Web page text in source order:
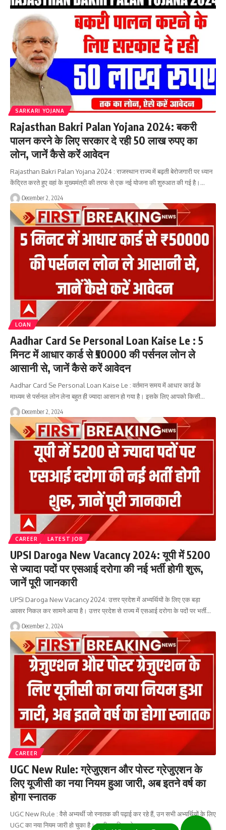
SARKARI YOJANA
Rajasthan Bakri Palan Yojana 2024: बकरी
पालन करने के लिए सरकार दे रही 50 लाख रुपए का
लोन, जानें कैसे करें आवेदन
Rajasthan Bakri Palan Yojana 2024 : राजस्थान राज्य में बढ़ती बेरोजगारी पर ध्यान
केंद्रित करते हुए वहां के मुख्यमंत्री की तरफ से एक नई योजना की शुरुआत की गई है।…
December 2, 2024
LOAN
Aadhar Card Se Personal Loan Kaise Le : 5
मिनट में आधार कार्ड से ₹50000 की पर्सनल लोन ले
आसानी से, जानें कैसे करें आवेदन
Aadhar Card Se Personal Loan Kaise Le : वर्तमान समय में आधार कार्ड के
माध्यम से पर्सनल लोन लेना बहुत ही ज्यादा आसान हो गया है। इसके लिए आपको किसी…
December 2, 2024
CAREER LATEST JOB
UPSI Daroga New Vacancy 2024: यूपी में 5200
से ज्यादा पदों पर एसआई दरोगा की नई भर्ती होगी शुरू,
जानें पूरी जानकारी
UPSI Daroga New Vacancy 2024: उत्तर प्रदेश में अभ्यर्थियों के लिए एक बड़ा
अवसर निकल कर सामने आया है। उत्तर प्रदेश से राज्य में एसआई दरोगा के पदों पर भर्ती…
December 2, 2024
CAREER
UGC New Rule: ग्रेजुएशन और पोस्ट ग्रेजुएशन के
लिए यूजीसी का नया नियम हुआ जारी, अब इतने वर्ष का
होगा स्नातक
UGC New Rule : वैसे अभ्यर्थी जो स्नातक की पढ़ाई कर रहे हैं, उन सभी अभ्यर्थियों के लिए
UGC का नया नियम जारी हो चुका है। जारी नए नियम के…